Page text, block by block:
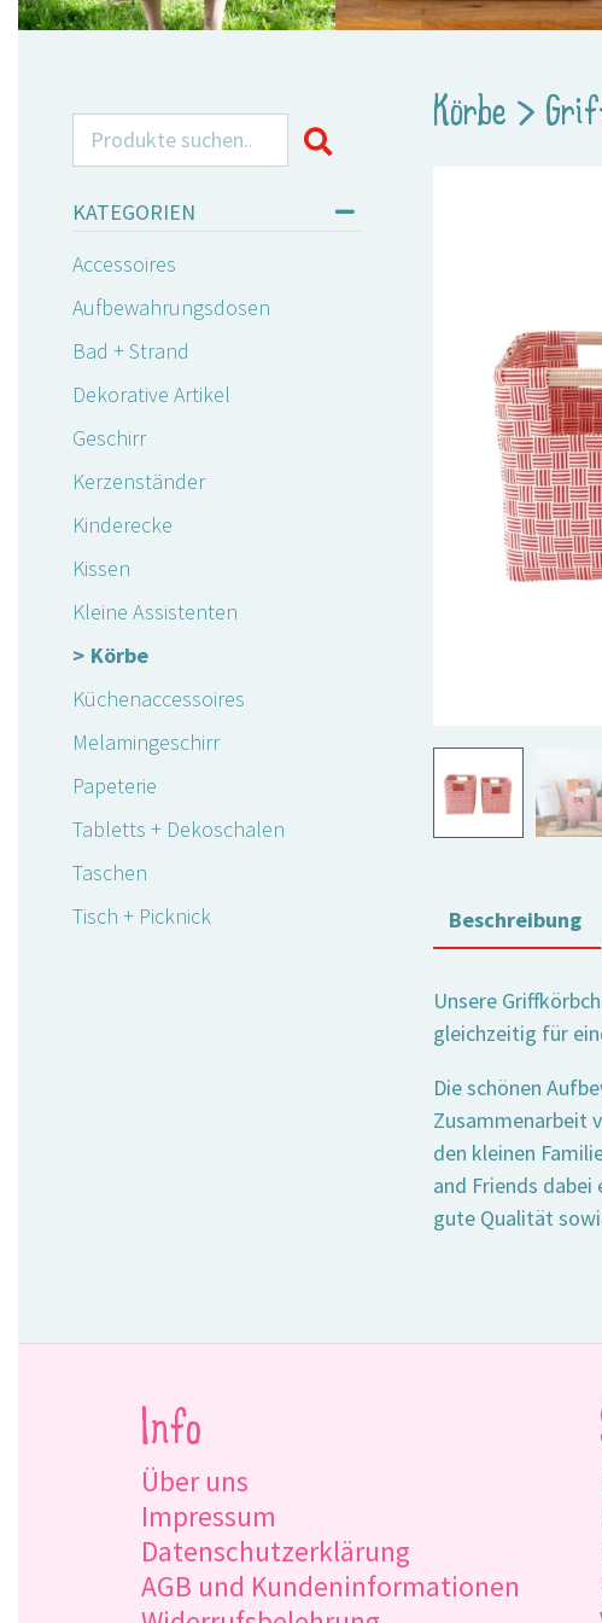
Search for:
KATEGORIEN
Accessoires
Aufbewahrungsdosen
Bad + Strand
Dekorative Artikel
Geschirr
Kerzenständer
Kinderecke
Kissen
Kleine Assistenten
Körbe
Küchenaccessoires
Melamingeschirr
Papeterie
Tabletts + Dekoschalen
Taschen
Tisch + Picknick
Körbe >
Beschreibung
Unsere
gleichzeitig für
Die schönen
Zusammenarbeit
den kleinen
and Friends
gute Qualität
Info
Über uns
Impressum
Datenschutzerklärung
AGB und Kundeninformationen